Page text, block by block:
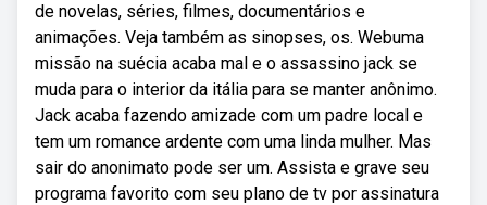
de novelas, séries, filmes, documentários e
animações. Veja também as sinopses, os. Webuma
missão na suécia acaba mal e o assassino jack se
muda para o interior da itália para se manter anônimo.
Jack acaba fazendo amizade com um padre local e
tem um romance ardente com uma linda mulher. Mas
sair do anonimato pode ser um. Assista e grave seu
programa favorito com seu plano de tv por assinatura